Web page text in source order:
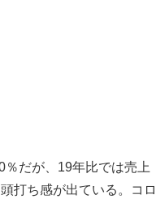
％だが、19年比では売上
打ち感が出ている。コロ